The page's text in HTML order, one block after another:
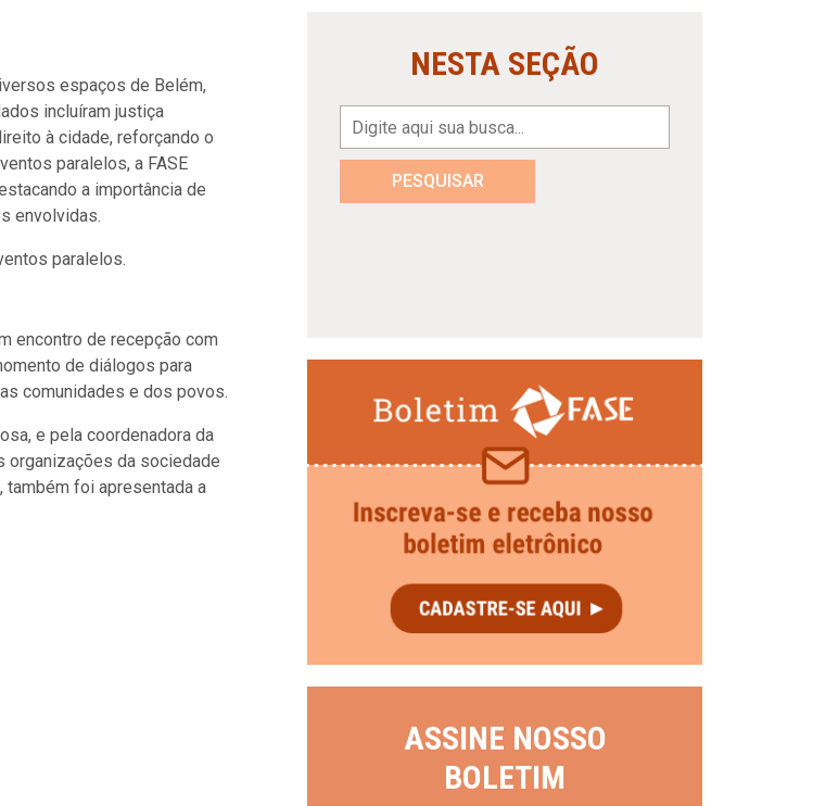
espaços de Belém,
incluíram justiça
à cidade, reforçando o
paralelos, a FASE
a importância de
envolvidas.
paralelos.
encontro de recepção com
de diálogos para
comunidades e dos povos.
e pela coordenadora da
organizações da sociedade
também foi apresentada a
NESTA SEÇÃO
PESQUISAR
ASSINE NOSSO
BOLETIM